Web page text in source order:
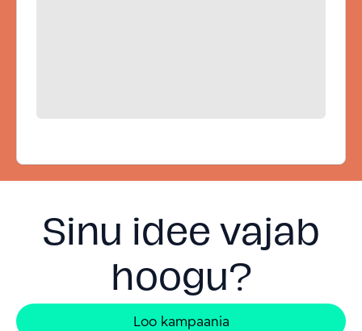
Sinu idee vajab
hoogu?
Loo kampaania